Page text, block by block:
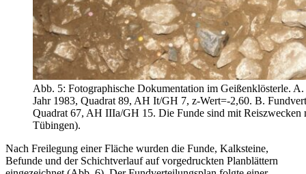
Abb. 5: Fotographische Dokumentation im Geißenklösterle.
Jahr 1983, Quadrat 89, AH It/GH 7, z-Wert=-2,60. B.
Quadrat 67, AH IIIa/GH 15. Die Funde sind mit Reiszwecken
Tübingen).
Nach Freilegung einer Fläche wurden die Funde, Kalksteine,
Befunde und der Schichtverlauf auf vorgedruckten Planblättern